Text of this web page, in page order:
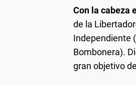
Con la cabeza
de la
Independiente
Bombonera).
gran objetivo